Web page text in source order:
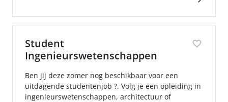
Student
Ingenieurswetenschappen
Ben jij deze zomer nog beschikbaar voor een
uitdagende studentenjob ?. Volg je een opleiding in
ingenieurswetenschappen, architectuur of